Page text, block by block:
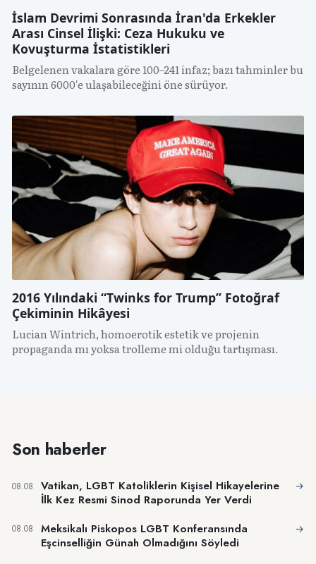
İslam Devrimi Sonrasında İran'da Erkekler
Arası Cinsel İlişki: Ceza Hukuku ve
Kovuşturma İstatistikleri
Belgelenen vakalara göre 100–241 infaz; bazı tahminler bu
sayının 6000'e ulaşabileceğini öne sürüyor.
2016 Yılındaki “Twinks for Trump” Fotoğraf
Çekiminin Hikâyesi
Lucian Wintrich, homoerotik estetik ve projenin
propaganda mı yoksa trolleme mi olduğu tartışması.
Son haberler
08.08
Vatikan, LGBT Katoliklerin Kişisel Hikayelerine
İlk Kez Resmi Sinod Raporunda Yer Verdi
→
08.08
Meksikalı Piskopos LGBT Konferansında
Eşcinselliğin Günah Olmadığını Söyledi
→